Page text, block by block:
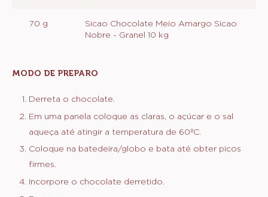
70 g
Sicao Chocolate Meio Amargo Sicao
Nobre - Granel 10 kg
MODO DE PREPARO
DE
Derreta o chocolate.
Em uma panela coloque as claras, o açúcar e o sal
aqueça até atingir a temperatura de 60ºC.
Coloque na batedeira/globo e bata até obter picos
firmes.
Incorpore o chocolate derretido.